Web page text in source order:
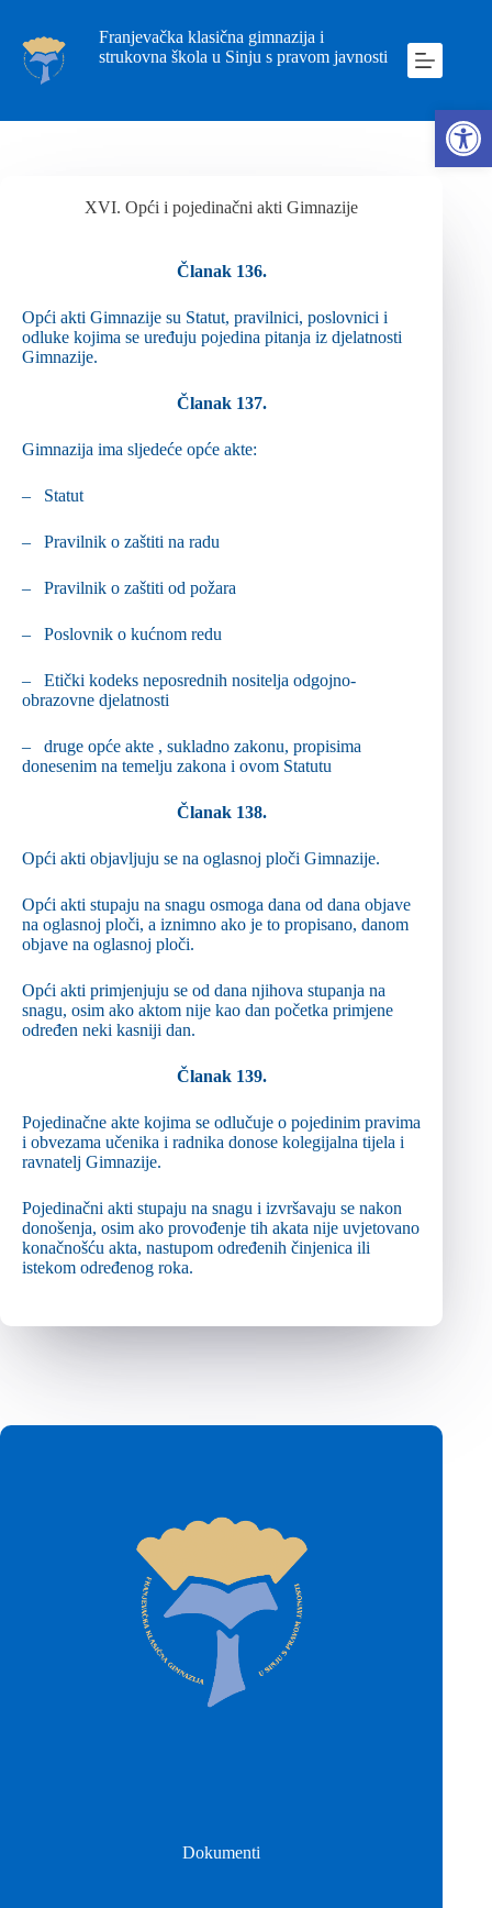
Franjevačka klasična gimnazija i
strukovna škola u Sinju s pravom javnosti
XVI. Opći i pojedinačni akti Gimnazije
Članak 136.
Opći akti Gimnazije su Statut, pravilnici, poslovnici i
odluke kojima se uređuju pojedina pitanja iz djelatnosti
Gimnazije.
Članak 137.
Gimnazija ima sljedeće opće akte:
– Statut
– Pravilnik o zaštiti na radu
– Pravilnik o zaštiti od požara
– Poslovnik o kućnom redu
– Etički kodeks neposrednih nositelja odgojno-
obrazovne djelatnosti
– druge opće akte , sukladno zakonu, propisima
donesenim na temelju zakona i ovom Statutu
Članak 138.
Opći akti objavljuju se na oglasnoj ploči Gimnazije.
Opći akti stupaju na snagu osmoga dana od dana objave
na oglasnoj ploči, a iznimno ako je to propisano, danom
objave na oglasnoj ploči.
Opći akti primjenjuju se od dana njihova stupanja na
snagu, osim ako aktom nije kao dan početka primjene
određen neki kasniji dan.
Članak 139.
Pojedinačne akte kojima se odlučuje o pojedinim pravima
i obvezama učenika i radnika donose kolegijalna tijela i
ravnatelj Gimnazije.
Pojedinačni akti stupaju na snagu i izvršavaju se nakon
donošenja, osim ako provođenje tih akata nije uvjetovano
konačnošću akta, nastupom određenih činjenica ili
istekom određenog roka.
Dokumenti